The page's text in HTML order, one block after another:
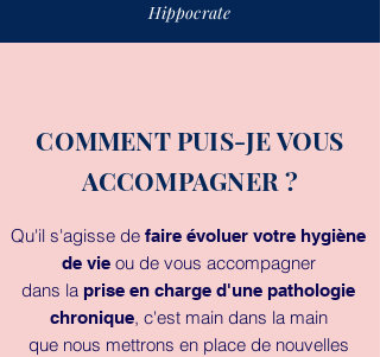
Hippocrate
COMMENT PUIS-JE VOUS
ACCOMPAGNER ?
Qu'il s'agisse de faire évoluer votre hygiène
de vieou de vous accompagner
dans la prise en charge d'une pathologie
chronique, c'est main dans la main
que nous mettrons en place de nouvelles